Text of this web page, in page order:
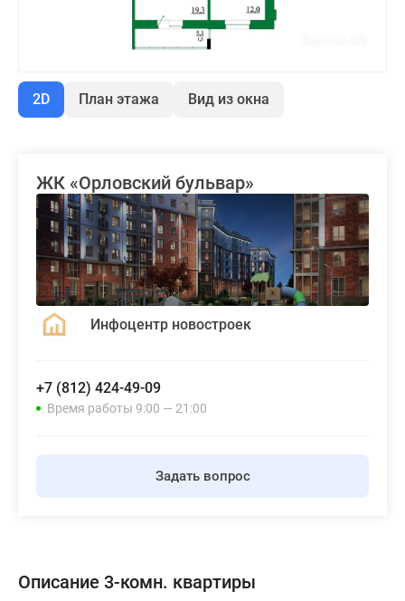
2D План этажа Вид из окна
ЖК «Орловский бульвар»
Инфоцентр новостроек
+7 (812) 424-49-09
Время работы 9:00 — 21:00
Задать вопрос
Описание 3-комн. квартиры